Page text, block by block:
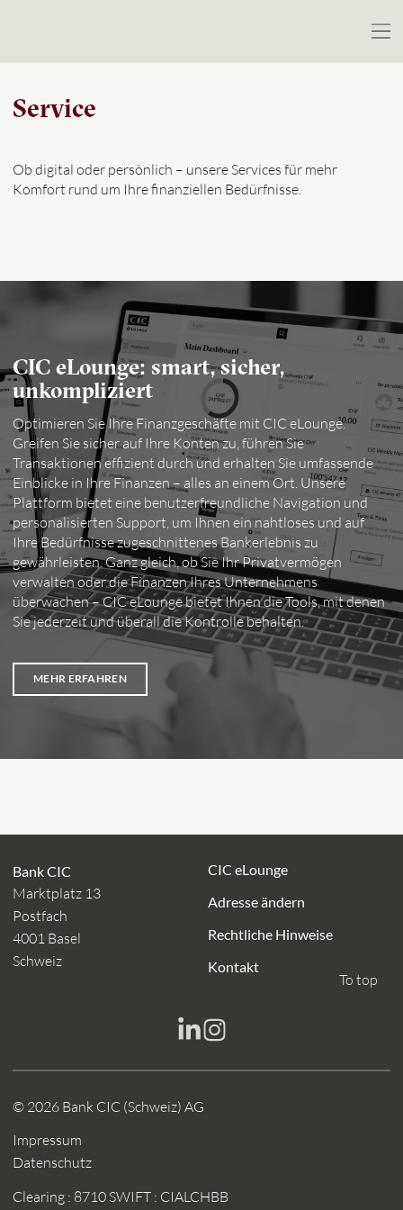
Service
Ob digital oder persönlich – unsere Services für mehr
Komfort rund um Ihre finanziellen Bedürfnisse.
CIC eLounge: smart, sicher,
unkompliziert
Optimieren Sie Ihre Finanzgeschäfte mit CIC eLounge.
Greifen Sie sicher auf Ihre Konten zu, führen Sie
Transaktionen effizient durch und erhalten Sie umfassende
Einblicke in Ihre Finanzen – alles an einem Ort. Unsere
Plattform bietet eine benutzerfreundliche Navigation und
personalisierten Support, um Ihnen ein nahtloses und auf
Ihre Bedürfnisse zugeschnittenes Bankerlebnis zu
gewährleisten. Ganz gleich, ob Sie Ihr Privatvermögen
verwalten oder die Finanzen Ihres Unternehmens
überwachen – CIC eLounge bietet Ihnen die Tools, mit denen
Sie jederzeit und überall die Kontrolle behalten.
MEHR ERFAHREN
Bank CIC
Marktplatz 13
Postfach
4001 Basel
Schweiz
CIC eLounge
Adresse ändern
Rechtliche Hinweise
Kontakt
© 2026 Bank CIC (Schweiz) AG
Impressum
Datenschutz
Clearing : 8710 SWIFT : CIALCHBB
To top